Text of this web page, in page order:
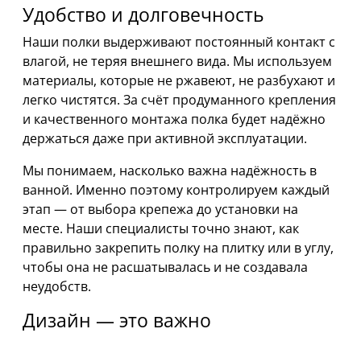
Удобство и долговечность
Наши полки выдерживают постоянный контакт с
влагой, не теряя внешнего вида. Мы используем
материалы, которые не ржавеют, не разбухают и
легко чистятся. За счёт продуманного крепления
и качественного монтажа полка будет надёжно
держаться даже при активной эксплуатации.
Мы понимаем, насколько важна надёжность в
ванной. Именно поэтому контролируем каждый
этап — от выбора крепежа до установки на
месте. Наши специалисты точно знают, как
правильно закрепить полку на плитку или в углу,
чтобы она не расшатывалась и не создавала
неудобств.
Дизайн — это важно